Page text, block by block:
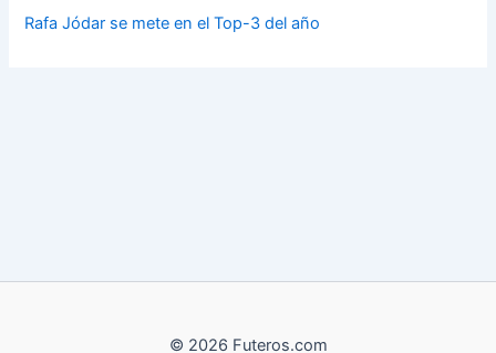
Rafa Jódar se mete en el Top-3 del año
© 2026 Futeros.com